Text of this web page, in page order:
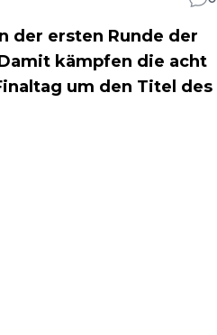
der ersten Runde der
kämpfen die acht
um den Titel des